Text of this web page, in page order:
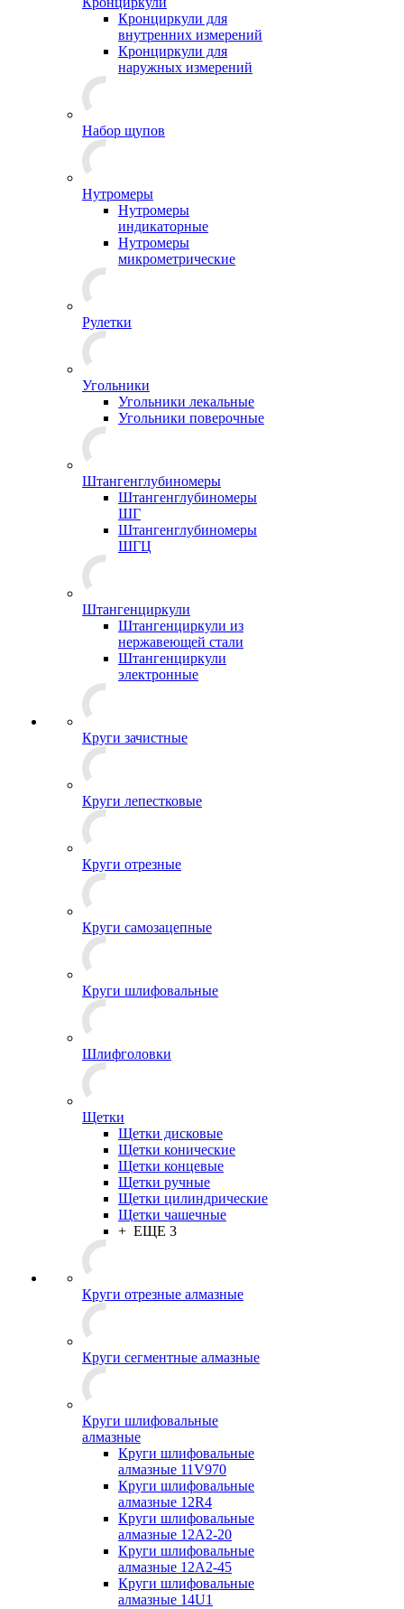
Кронциркули для
внутренних измерений
Кронциркули для
наружных измерений
Набор щупов
Нутромеры
Нутромеры
индикаторные
Нутромеры
микрометрические
Рулетки
Угольники
Угольники лекальные
Угольники поверочные
Штангенглубиномеры
Штангенглубиномеры
ШГ
Штангенглубиномеры
ШГЦ
Штангенциркули
Штангенциркули из
нержавеющей стали
Штангенциркули
электронные
Круги зачистные
Круги лепестковые
Круги отрезные
Круги самозацепные
Круги шлифовальные
Шлифголовки
Щетки
Щетки дисковые
Щетки конические
Щетки концевые
Щетки ручные
Щетки цилиндрические
Щетки чашечные
+ ЕЩЕ 3
Круги отрезные алмазные
Круги сегментные алмазные
Круги шлифовальные
алмазные
Круги шлифовальные
алмазные 11V970
Круги шлифовальные
алмазные 12R4
Круги шлифовальные
алмазные 12А2-20
Круги шлифовальные
алмазные 12А2-45
Круги шлифовальные
алмазные 14U1